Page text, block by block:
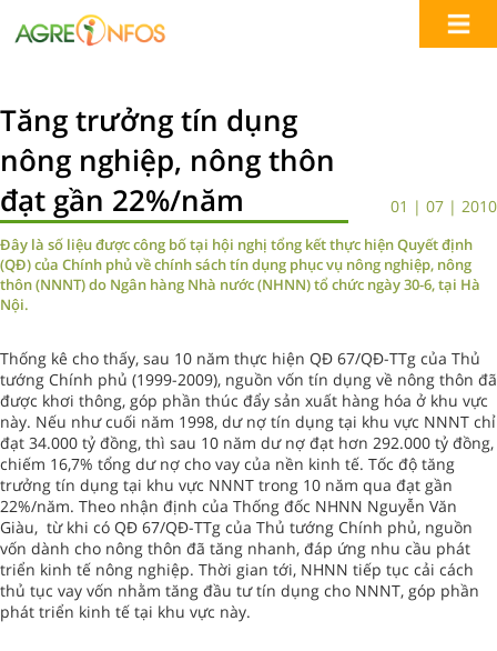
Tăng trưởng tín dụng
nông nghiệp, nông thôn
đạt gần 22%/năm
01 | 07 | 2010
Đây là số liệu được công bố tại hội nghị tổng kết thực hiện Quyết định
(QĐ) của Chính phủ về chính sách tín dụng phục vụ nông nghiệp, nông
thôn (NNNT) do Ngân hàng Nhà nước (NHNN) tổ chức ngày 30-6, tại Hà
Nội.
Thống kê cho thấy, sau 10 năm thực hiện QĐ 67/QĐ-TTg của Thủ
tướng Chính phủ (1999-2009), nguồn vốn tín dụng về nông thôn đã
được khơi thông, góp phần thúc đẩy sản xuất hàng hóa ở khu vực
này. Nếu như cuối năm 1998, dư nợ tín dụng tại khu vực NNNT chỉ
đạt 34.000 tỷ đồng, thì sau 10 năm dư nợ đạt hơn 292.000 tỷ đồng,
chiếm 16,7% tổng dư nợ cho vay của nền kinh tế. Tốc độ tăng
trưởng tín dụng tại khu vực NNNT trong 10 năm qua đạt gần
22%/năm. Theo nhận định của Thống đốc NHNN Nguyễn Văn
Giàu, từ khi có QĐ 67/QĐ-TTg của Thủ tướng Chính phủ, nguồn
vốn dành cho nông thôn đã tăng nhanh, đáp ứng nhu cầu phát
triển kinh tế nông nghiệp. Thời gian tới, NHNN tiếp tục cải cách
thủ tục vay vốn nhằm tăng đầu tư tín dụng cho NNNT, góp phần
phát triển kinh tế tại khu vực này.